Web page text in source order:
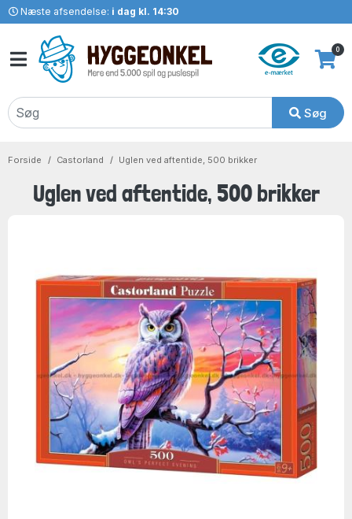
Næste afsendelse: i dag kl. 14:30
Søg
0
Forside Castorland Uglen ved aftentide, 500 brikker
Uglen ved aftentide, 500 brikker